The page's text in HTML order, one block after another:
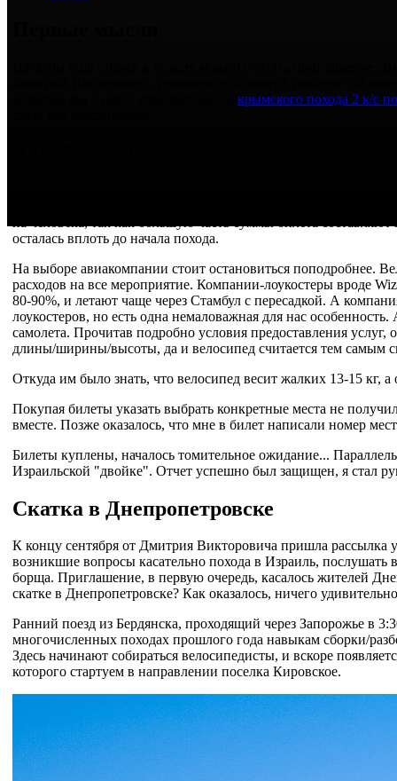
крымского похода 2 к/с
осталась вплоть до начала похода.
На выборе авиакомпании стоит остановиться поподробнее.
расходов на все мероприятие. Компании-лоукостеры вроде
80-90%, и летают чаще через Стамбул с пересадкой. А
лоукостеров, но есть одна немаловажная для нас
самолета. Прочитав подробно условия предоставления
длины/ширины/высоты, да и велосипед считается тем самым
Откуда им было знать, что велосипед весит жалких 13-15 кг,
Покупая билеты указать выбрать конкретные места не
вместе. Позже оказалось, что мне в билет написали номер
Билеты куплены, началось томительное ожидание...
Израильской "двойке". Отчет успешно был защищен, я стал
Скатка в Днепропетровске
К концу сентября от Дмитрия Викторовича пришла рассылка
возникшие вопросы касательно похода в Израиль, послушать
борща. Приглашение, в первую очередь, касалось жителей
скатке в Днепропетровске? Как оказалось, ничего
Ранний поезд из Бердянска, проходящий через Запорожье в
многочисленных походах прошлого года навыкам сборки/
Здесь начинают собираться велосипедисты, и вскоре
которого стартуем в направлении поселка Кировское.